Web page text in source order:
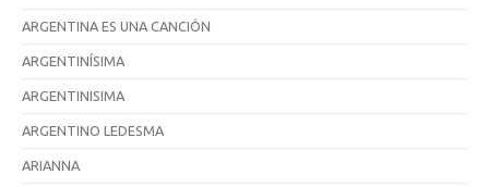
ARGENTINA ES UNA CANCIÓN
ARGENTINÍSIMA
ARGENTINISIMA
ARGENTINO LEDESMA
ARIANNA